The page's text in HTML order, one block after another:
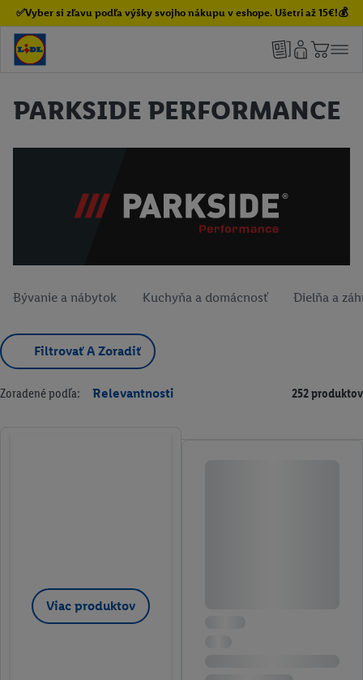
✅Vyber si zľavu podľa výšky svojho nákupu v eshope. Ušetri až 15€!💰
PARKSIDE PERFORMANCE
Bývanie a nábytok Kuchyňa a domácnosť Dielňa a
Filtrovať A Zoradiť
Zoradené podľa: Relevantnosti 252 produktov
Viac produktov